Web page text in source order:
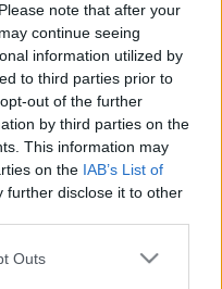
note that after your
continue seeing
information utilized by
to third parties prior to
out of the further
by third parties on the
This information may
on the IAB’s List of
further disclose it to other
one or more Google
Outs
ezzel
Főigazgatóság
új időpontokat a
Már azok is
térben az új Covid-
vakcinát kaptak